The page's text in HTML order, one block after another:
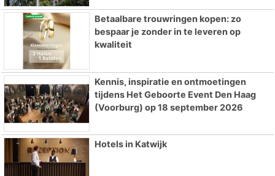
Betaalbare trouwringen kopen: zo
bespaar je zonder in te leveren op
kwaliteit
Kennis, inspiratie en ontmoetingen
tijdens Het Geboorte Event Den Haag
(Voorburg) op 18 september 2026
Hotels in Katwijk